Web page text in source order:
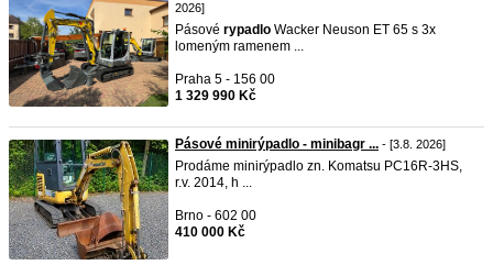
2026]
Pásové rypadlo Wacker Neuson ET 65 s 3x
lomeným ramenem ...
Praha 5 - 156 00
1 329 990 Kč
Pásové minirýpadlo - minibagr ... - [3.8. 2026]
Prodáme minirýpadlo zn. Komatsu PC16R-3HS,
r.v. 2014, h ...
Brno - 602 00
410 000 Kč